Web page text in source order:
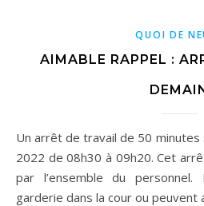
QUOI DE
AIMABLE RAPPEL :
Un arrêt de travail de 50 minutes sera organisé le 4 février
2022 de 08h30 à 09h20. Cet
par l’ensemble du
garderie dans la cour ou